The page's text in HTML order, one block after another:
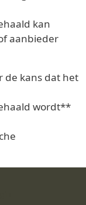
kan
aanbieder
de kans dat het
wordt**